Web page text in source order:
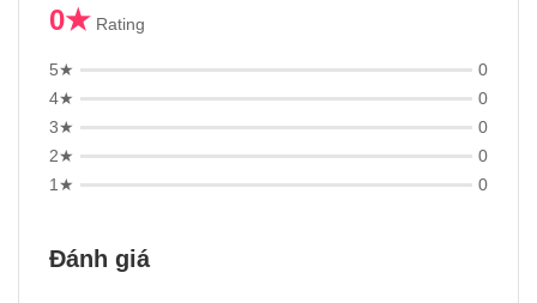
0★ Rating
5★
0
4★
0
3★
0
2★
0
1★
0
Đánh giá